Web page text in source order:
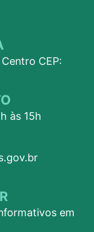
CEP:
às 15h
em